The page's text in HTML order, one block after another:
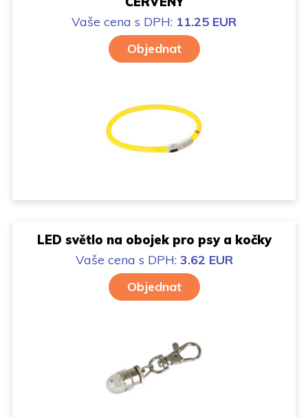
Vaše cena s DPH: 11.25 EUR
Objednat
LED světlo na obojek pro psy a kočky
Vaše cena s DPH: 3.62 EUR
Objednat